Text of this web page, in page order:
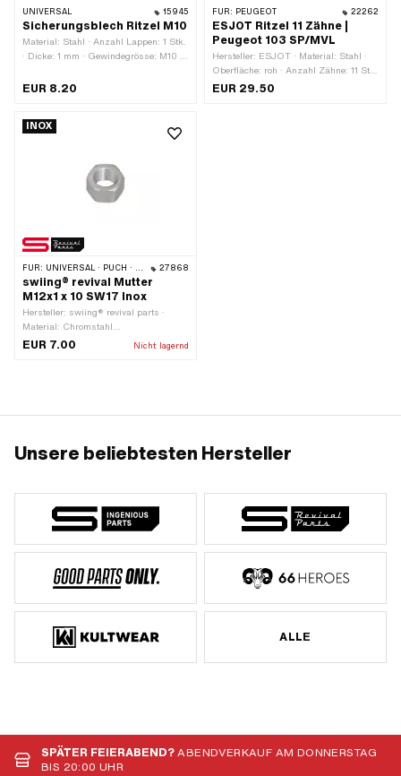
UNIVERSAL 15945
Sicherungsblech Ritzel M10
Material: Stahl · Anzahl Lappen: 1 Stk.
· Dicke: 1 mm · Gewindegrösse: M10 ·
Ø innen: 12 mm · Ø aussen: 24.8 mm
EUR 8.20
FÜR: PEUGEOT 22262
ESJOT Ritzel 11 Zähne |
Peugeot 103 SP/MVL
Hersteller: ESJOT · Material: Stahl ·
Oberfläche: roh · Anzahl Zähne: 11 Stk.
· Ø innen: 28 mm · Aufnahmeart:
EUR 29.50
INOX
FÜR: UNIVERSAL · PUCH · SACHS 27868
swiing® revival Mutter
M12x1 x 10 SW17 Inox
Hersteller: swiing® revival parts ·
Material: Chromstahl
(umgangssprachlich bekannt als
Aussensechskant · Höhe: 10 mm ·
EUR 7.00 Nicht lagernd
Unsere beliebtesten Hersteller
ALLE
SPÄTER FEIERABEND?ABENDVERKAUF AM DONNERSTAG
BIS 20:00 UHR